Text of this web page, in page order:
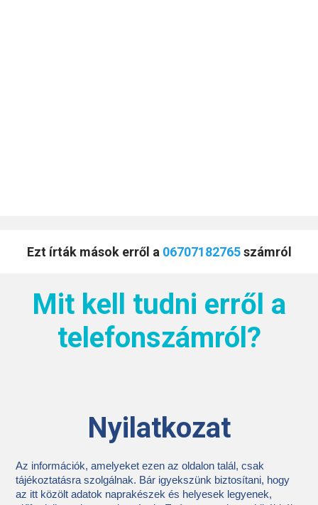
Ezt írták mások erről a 06707182765számról
Mit kell tudni erről a
telefonszámról?
Nyilatkozat
Az információk, amelyeket ezen az oldalon talál, csak
tájékoztatásra szolgálnak. Bár igyekszünk biztosítani, hogy
az itt közölt adatok naprakészek és helyesek legyenek,